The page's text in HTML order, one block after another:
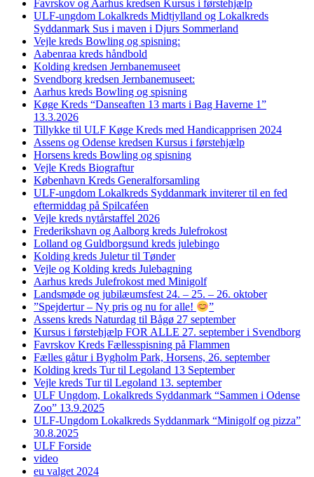
Favrskov og Aarhus kredsen Kursus i førstehjælp
ULF-ungdom Lokalkreds Midtjylland og Lokalkreds
Syddanmark Sus i maven i Djurs Sommerland
Vejle kreds Bowling og spisning:
Aabenraa kreds håndbold
Kolding kredsen Jernbanemuseet
Svendborg kredsen Jernbanemuseet:
Aarhus kreds Bowling og spisning
Køge Kreds “Danseaften 13 marts i Bag Haverne 1”
13.3.2026
Tillykke til ULF Køge Kreds med Handicapprisen 2024
Assens og Odense kredsen Kursus i førstehjælp
Horsens kreds Bowling og spisning
Vejle Kreds Biograftur
København Kreds Generalforsamling
ULF-ungdom Lokalkreds Syddanmark inviterer til en fed
eftermiddag på Spilcaféen
Vejle kreds nytårstaffel 2026
Frederikshavn og Aalborg kreds Julefrokost
Lolland og Guldborgsund kreds julebingo
Kolding kreds Juletur til Tønder
Vejle og Kolding kreds Julebagning
Aarhus kreds Julefrokost med Minigolf
Landsmøde og jubilæumsfest 24. – 25. – 26. oktober
”Spejdertur – Ny pris og nu for alle!
”
Assens kreds Naturdag til Bågø 27 september
Kursus i førstehjælp FOR ALLE 27. september i Svendborg
Favrskov Kreds Fællesspisning på Flammen
Fælles gåtur i Bygholm Park, Horsens, 26. september
Kolding kreds Tur til Legoland 13 September
Vejle kreds Tur til Legoland 13. september
ULF Ungdom, Lokalkreds Syddanmark “Sammen i Odense
Zoo” 13.9.2025
ULF-Ungdom Lokalkreds Syddanmark “Minigolf og pizza”
30.8.2025
ULF Forside
video
eu valget 2024